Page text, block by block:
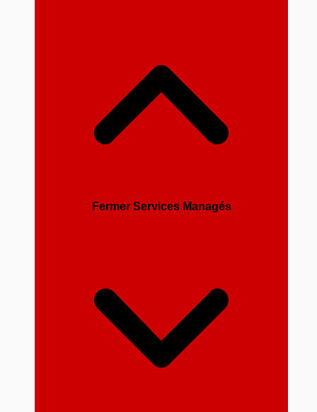
Fermer Services Managés